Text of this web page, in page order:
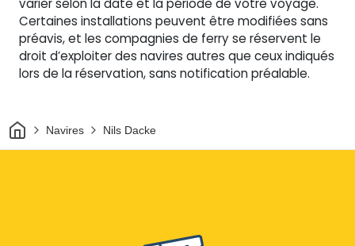
varier selon la date et la période de votre voyage.
Certaines installations peuvent être modifiées sans
préavis, et les compagnies de ferry se réservent le
droit d’exploiter des navires autres que ceux indiqués
lors de la réservation, sans notification préalable.
MaisonNavires Nils Dacke